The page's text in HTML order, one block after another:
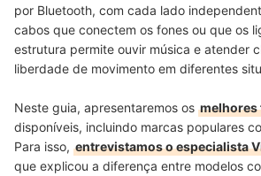
por Bluetooth, com cada lado
cabos que conectem os fones ou que os
estrutura permite ouvir música e atender
liberdade de movimento em diferentes
Neste guia, apresentaremos os melhores
disponíveis, incluindo marcas populares
Para isso, entrevistamos o especialista
que explicou a diferença entre modelos